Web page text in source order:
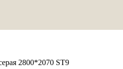
2800*2070 ST9